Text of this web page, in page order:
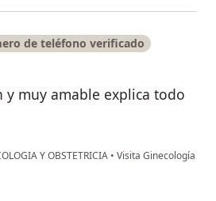
de teléfono verificado
y muy amable explica todo
Y OBSTETRICIA • Visita Ginecología